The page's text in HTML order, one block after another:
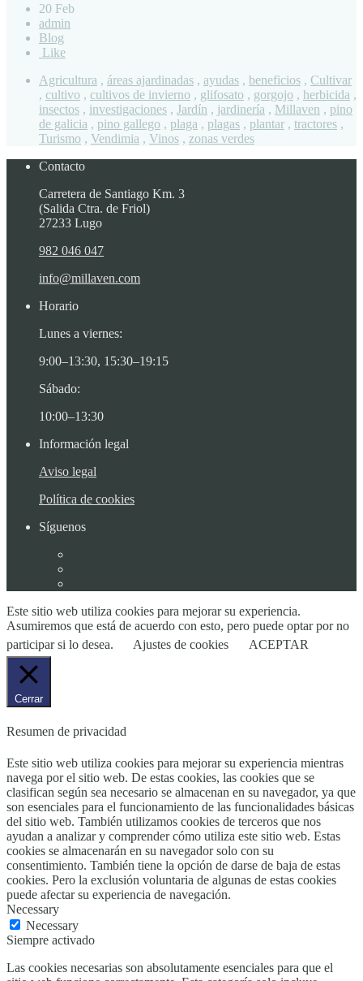
20 Feb
admin
Blog
Like
Agricultura , áreas ajardinadas , ayudas , beneficios , Cultivar
, cultivo , cultivos de invierno , glifosato , gorgojo , herbicida ,
insectos , investigaciones , Jardín , jardinería , Millaven , pino
de galicia , pino gallego , plaga , plagas , plantar , tractores ,
Turismo , Vendimia , Vinos , zonas verdes
Contacto
Carretera de Santiago Km. 3
(Salida Ctra. de Friol)
27233 Lugo
982 046 047
info@millaven.com
Horario
Lunes a viernes:
9:00–13:30, 15:30–19:15
Sábado:
10:00–13:30
Información legal
Aviso legal
Política de cookies
Síguenos
Este sitio web utiliza cookies para mejorar su experiencia.
Asumiremos que está de acuerdo con esto, pero puede optar por no
participar si lo desea.
Ajustes de cookies ACEPTAR
Cerrar
Resumen de privacidad
Este sitio web utiliza cookies para mejorar su experiencia mientras
navega por el sitio web. De estas cookies, las cookies que se
clasifican según sea necesario se almacenan en su navegador, ya que
son esenciales para el funcionamiento de las funcionalidades básicas
del sitio web. También utilizamos cookies de terceros que nos
ayudan a analizar y comprender cómo utiliza este sitio web. Estas
cookies se almacenarán en su navegador solo con su
consentimiento. También tiene la opción de darse de baja de estas
cookies. Pero la exclusión voluntaria de algunas de estas cookies
puede afectar su experiencia de navegación.
Necessary
Necessary
Siempre activado
Las cookies necesarias son absolutamente esenciales para que el